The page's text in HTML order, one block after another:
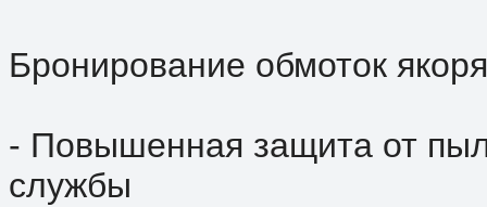
Бронирование обмоток
- Повышенная защита от
службы